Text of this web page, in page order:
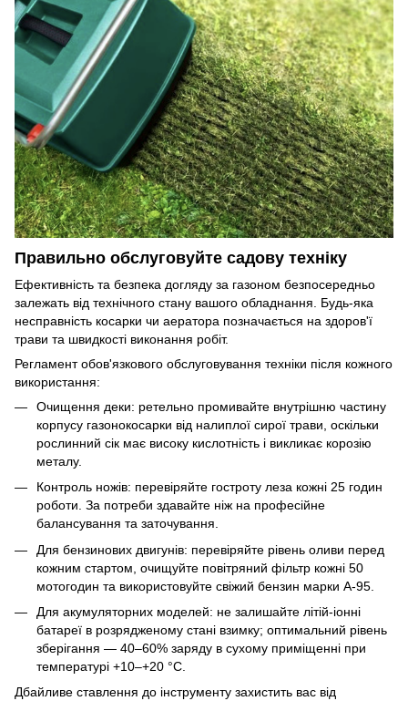
Правильно обслуговуйте садову техніку
Ефективність та безпека догляду за газоном безпосередньо
залежать від технічного стану вашого обладнання. Будь-яка
несправність косарки чи аератора позначається на здоров'ї
трави та швидкості виконання робіт.
Регламент обов'язкового обслуговування техніки після кожного
використання:
Очищення деки: ретельно промивайте внутрішню частину
корпусу газонокосарки від налиплої сирої трави, оскільки
рослинний сік має високу кислотність і викликає корозію
металу.
Контроль ножів: перевіряйте гостроту леза кожні 25 годин
роботи. За потреби здавайте ніж на професійне
балансування та заточування.
Для бензинових двигунів: перевіряйте рівень оливи перед
кожним стартом, очищуйте повітряний фільтр кожні 50
мотогодин та використовуйте свіжий бензин марки А-95.
Для акумуляторних моделей: не залишайте літій-іонні
батареї в розрядженому стані взимку; оптимальний рівень
зберігання — 40–60% заряду в сухому приміщенні при
температурі +10–+20 °C.
Дбайливе ставлення до інструменту захистить вас від